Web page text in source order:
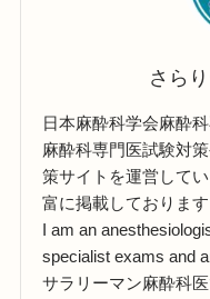
さら
日本麻酔科学会麻酔
麻酔科専門医試験対
策サイトを運営して
富に掲載しております
I am an
specialist exams and
サラリーマン麻酔科